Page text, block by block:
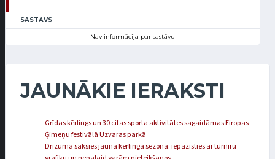
SASTĀVS
Nav informācija par sastāvu
JAUNĀKIE IERAKSTI
Grīdas kērlings un 30 citas sporta aktivitātes sagaidāmas Eiropas
Ģimeņu festivālā Uzvaras parkā
Drīzumā sāksies jaunā kērlinga sezona: iepazīsties ar turnīru